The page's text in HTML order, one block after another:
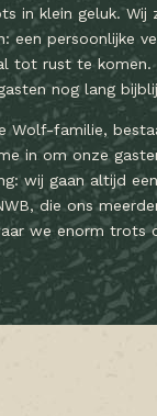
in klein geluk.
een persoonlijke
tot rust te
nog lang
Wolf-familie,
in om onze
wij gaan altijd
die ons
we enorm trots